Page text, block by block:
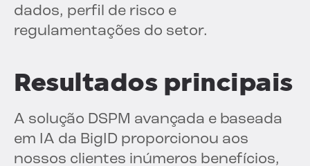
dados, perfil de risco e
regulamentações do setor.
Resultados principais
A solução DSPM avançada e baseada
em IA da BigID proporcionou aos
nossos clientes inúmeros benefícios,